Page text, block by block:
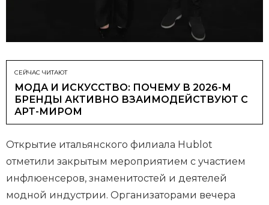
СЕЙЧАС ЧИТАЮТ
МОДА И ИСКУССТВО: ПОЧЕМУ В 2026-М
БРЕНДЫ АКТИВНО ВЗАИМОДЕЙСТВУЮТ С
АРТ-МИРОМ
Открытие итальянского филиала Hublot
отметили закрытым мероприятием с участием
инфлюенсеров, знаменитостей и деятелей
модной индустрии. Организаторами вечера